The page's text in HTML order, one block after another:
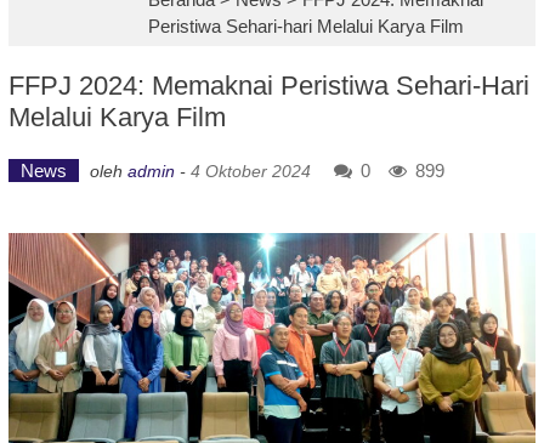
Peristiwa Sehari-hari Melalui Karya Film
FFPJ 2024: Memaknai Peristiwa Sehari-Hari
Melalui Karya Film
News oleh admin - 4 Oktober 2024 0 899